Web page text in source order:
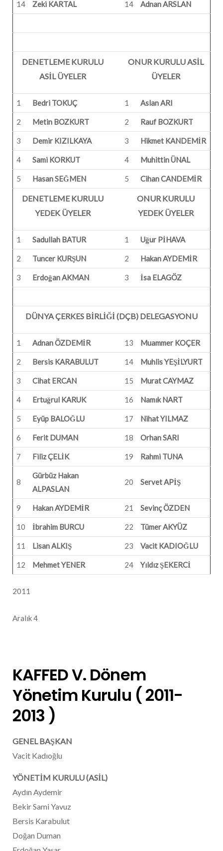
14 Zeki KARTAL 14 Adnan ARSLAN
DENETLEME KURULU
ASİL ÜYELER
ONUR KURULU ASİL
ÜYELER
1 Bedri TOKUÇ 1 Aslan ARI
2 Metin BOZKURT 2 Rauf BOZKURT
3 Demir KIZILKAYA 3 Hikmet KANDEMİR
4 Sami KORKUT 4 Muhittin ÜNAL
5 Hasan SEĞMEN 5 Cihan CANDEMİR
DENETLEME KURULU
YEDEK ÜYELER
ONUR KURULU
YEDEK ÜYELER
1 Sadullah BATUR 1 Uğur PİHAVA
2 Tuncer KURŞUN 2 Hakan AYDEMİR
3 Erdoğan AKMAN 3 İsa ELAGÖZ
DÜNYA ÇERKES BİRLİĞİ (DÇB) DELEGASYONU
1 Adnan ÖZDEMİR 13 Muammer KOÇER
2 Bersis KARABULUT 14 Muhlis YEŞİLYURT
3 Cihat ERCAN 15 Murat CAYMAZ
4 Ertuğrul KARUK 16 Namık NART
5 Eyüp BALOĞLU 17 Nihat YILMAZ
6 Ferit DUMAN 18 Orhan SARI
7 Filiz ÇELİK 19 Rahmi TUNA
8
Gürbüz Hakan
ALPASLAN
20 Servet APİŞ
9 Hakan AYDEMİR 21 Sevinç ÖZDEN
10 İbrahim BURCU 22 Tümer AKYÜZ
11 Lisan ALKIŞ 23 Vacit KADIOĞLU
12 Mehmet YENER 24 Yıldız ŞEKERCİ
2011
Aralık 4
KAFFED V. Dönem
Yönetim Kurulu ( 2011-
2013 )
GENEL BAŞKAN
Vacit Kadıoğlu
YÖNETİM KURULU (ASİL)
Aydın Aydemir
Bekir Sami Yavuz
Bersis Karabulut
Doğan Duman